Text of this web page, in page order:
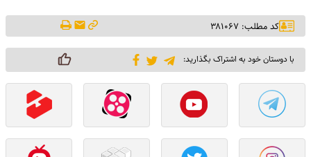
کد مطلب: ۳۸۱۰۶۷
با دوستان خود به اشتراک بگذارید: